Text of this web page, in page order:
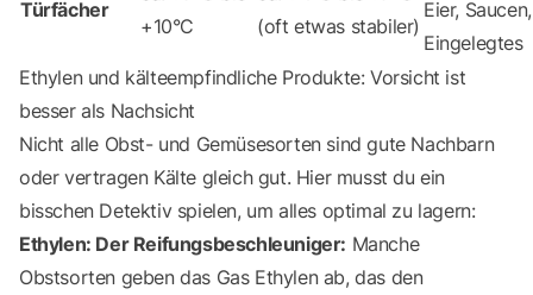
Türfächer
+10°C
(oft etwas stabiler)
Eier, Saucen,
Eingelegtes
Ethylen und kälteempfindliche Produkte: Vorsicht ist
besser als Nachsicht
Nicht alle Obst- und Gemüsesorten sind gute Nachbarn
oder vertragen Kälte gleich gut. Hier musst du ein
bisschen Detektiv spielen, um alles optimal zu lagern:
Ethylen: Der Reifungsbeschleuniger: Manche
Obstsorten geben das Gas Ethylen ab, das den